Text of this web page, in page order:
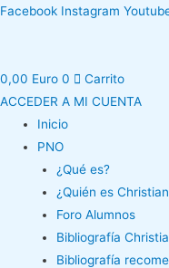
Ir
Facebook Instagram
0,00 Euro 0
Carrito
ACCEDER A MI CUENTA
Inicio
PNO
¿Qué es?
¿Quién es
Foro Alumnos
Bibliografía
Bibliografía